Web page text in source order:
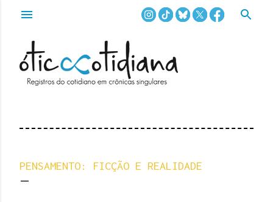
Pular para o conteúdo principal
PENSAMENTO: FICÇÃO E REALIDADE